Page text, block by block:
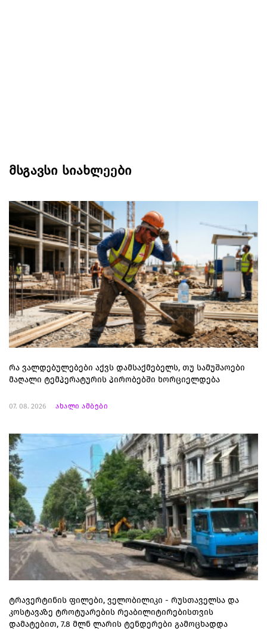
მსგავსი სიახლეები
რა ვალდებულებები აქვს დამსაქმებელს, თუ სამუშაოები
მაღალი ტემპერატურის პირობებში ხორციელდება
07. 08. 2026 ახალი ამბები
ტრავერტინის ფილები, ველობილიკი - რუსთაველსა და
კოსტავაზე ტროტუარების რეაბილიტირებისთვის
დამატებით, 7.8 მლნ ლარის ტენდერები გამოცხადდა